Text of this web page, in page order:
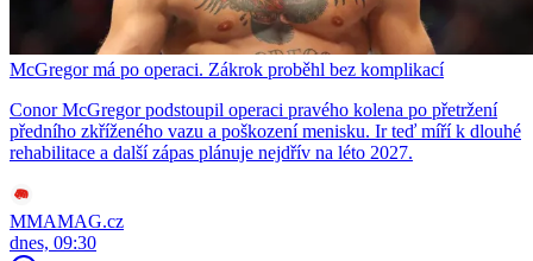
McGregor má po operaci. Zákrok proběhl bez komplikací
Conor McGregor podstoupil operaci pravého kolena po přetržení
předního zkříženého vazu a poškození menisku. Ir teď míří k dlouhé
rehabilitace a další zápas plánuje nejdřív na léto 2027.
MMAMAG.cz
dnes, 09:30